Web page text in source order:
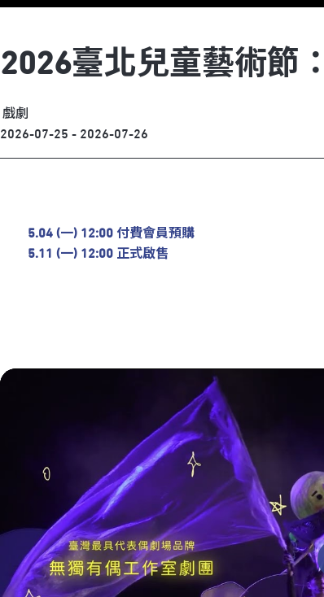
2026臺北兒童藝術節
戲劇
2026-07-25 - 2026-07-26
5.04 (一) 12:00 付費會員預購
5.11 (一) 12:00 正式啟售